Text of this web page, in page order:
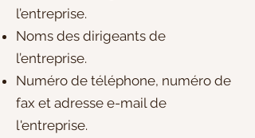
l’entreprise.
Noms des dirigeants de
l’entreprise.
Numéro de téléphone, numéro de
fax et adresse e-mail de
l'entreprise.